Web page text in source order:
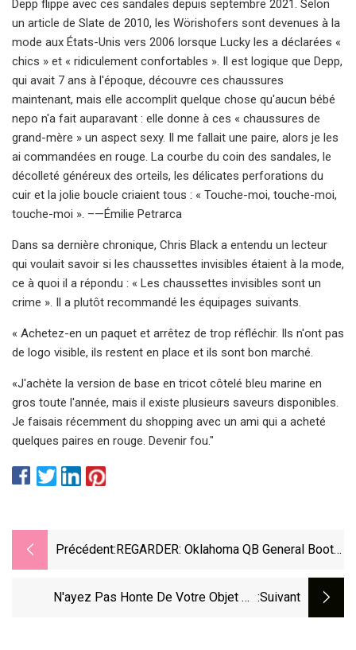
Depp flippe avec ces sandales depuis septembre 2021. Selon
un article de Slate de 2010, les Wörishofers sont devenues à la
mode aux États-Unis vers 2006 lorsque Lucky les a déclarées «
chics » et « ridiculement confortables ». Il est logique que Depp,
qui avait 7 ans à l'époque, découvre ces chaussures
maintenant, mais elle accomplit quelque chose qu'aucun bébé
nepo n'a fait auparavant : elle donne à ces « chaussures de
grand-mère » un aspect sexy. Il me fallait une paire, alors je les
ai commandées en rouge. La courbe du coin des sandales, le
décolleté généreux des orteils, les délicates perforations du
cuir et la jolie boucle criaient tous : « Touche-moi, touche-moi,
touche-moi ». –—Émilie Petrarca
Dans sa dernière chronique, Chris Black a entendu un lecteur
qui voulait savoir si les chaussettes invisibles étaient à la mode,
ce à quoi il a répondu : « Les chaussettes invisibles sont un
crime ». Il a plutôt recommandé les équipages suivants.
« Achetez-en un paquet et arrêtez de trop réfléchir. Ils n'ont pas
de logo visible, ils restent en place et ils sont bon marché.
«J'achète la version de base en tricot côtelé bleu marine en
gros toute l'année, mais il existe plusieurs saveurs disponibles.
Je faisais récemment du shopping avec un ami qui a acheté
quelques paires en rouge. Devenir fou."
Précédent: REGARDER: Oklahoma QB General Booty
Dans Le Cadre D'un Accord NIL Avec
N'ayez Pas Honte De Votre Objet De :suivant